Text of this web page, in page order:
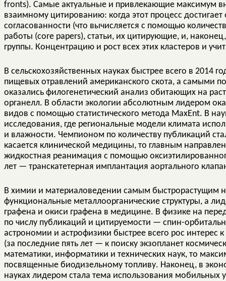
fronts). Самые актуальные и привлекающие максимум
взаимному цитированию: когда этот процесс
согласованности (что вычисляется с помощью
работы (сore papers), статьи, их цитирующие, и,
группы. Концентрацию и рост всех этих кластеров и
В сельскохозяйственных науках быстрее всего в 2014
пищевых отравлений американского скота, а самыми
оказались филогенетический анализ обитающих на
органелл. В области экологии абсолютным лидером
видов с помощью статистического метода MaxEnt. В
исследования, где региональные модели климата
и влажности. Чемпионом по количеству публикаций
касается клинической медицины, то главным
жидкостная реанимация с помощью
лет — транскатетерная имплантация аортального
В химии и материаловедении самым быстрорастущим
функциональные металлоорганические структуры, а
графена и окиси графена в медицине. В физике на
по числу публикаций и цитируемости — спин-
астрономии и астрофизики быстрее всего рос интерес
(за последние пять лет — к поиску экзопланет
математики, информатики и технических наук, то
посвященные биодизельному топливу. Наконец, в
науках лидером стала тема использования мобильных